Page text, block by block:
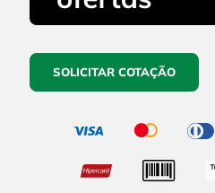
SOLICITAR COTAÇÃO